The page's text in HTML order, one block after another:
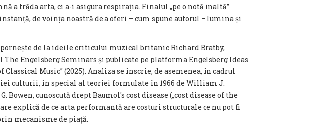
a trăda arta, ci a-i asigura respirația. Finalul „pe o notă înaltă”
de voința noastră de a oferi – cum spune autorul – lumina și
pornește de la ideile criticului muzical britanic Richard Bratby,
The Engelsberg Seminars și publicate pe platforma Engelsberg Ideas
Classical Music” (2025). Analiza se înscrie, de asemenea, în cadrul
culturii, în special al teoriei formulate în 1966 de William J.
Bowen, cunoscută drept Baumol's cost disease („cost disease of the
explică de ce arta performantă are costuri structurale ce nu pot fi
mecanisme de piață.